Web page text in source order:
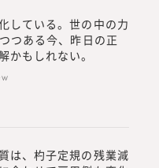
している。世の中の力
つある今、昨日の正
かもしれない。
は、杓子定規の残業減